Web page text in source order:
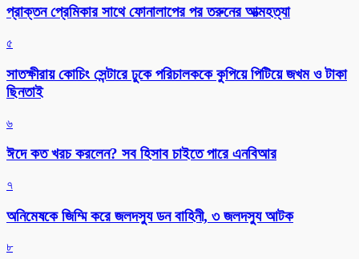
প্রাক্তন প্রেমিকার সাথে ফোনালাপের পর তরুনের আত্মহত্যা
৫
সাতক্ষীরায় কোচিং সেন্টারে ঢুকে পরিচালককে কুপিয়ে পিটিয়ে জখম ও টাকা
ছিনতাই
৬
ঈদে কত খরচ করলেন? সব হিসাব চাইতে পারে এনবিআর
৭
অনিমেষকে জিম্মি করে জলদস্যু ডন বাহিনী, ৩ জলদস্যু আটক
৮